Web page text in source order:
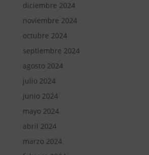
diciembre 2024
noviembre 2024
octubre 2024
septiembre 2024
agosto 2024
julio 2024
junio 2024
mayo 2024
abril 2024
marzo 2024